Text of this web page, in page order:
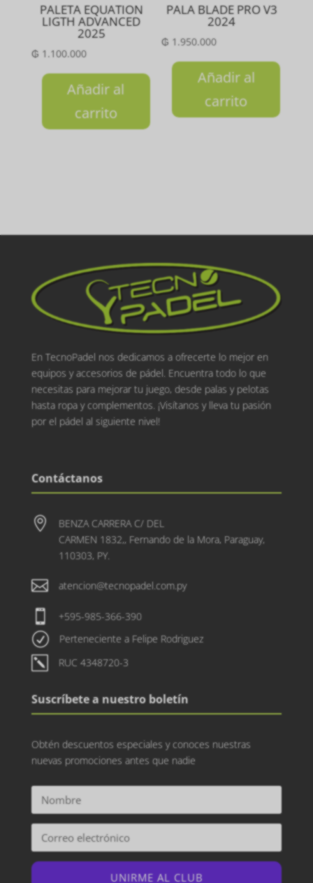
PALETA EQUATION
LIGTH ADVANCED
2025
₲1.100.000
Añadir al
carrito
PALA BLADE PRO V3
2024
₲ 1.950.000
Añadir al
carrito
En TecnoPadel nos dedicamos a ofrecerte lo mejor en
equipos y accesorios de pádel. Encuentra todo lo que
necesitas para mejorar tu juego, desde palas y pelotas
hasta ropa y complementos. ¡Visítanos y lleva tu pasión
por el pádel al siguiente nivel!
Contáctanos

BENZA CARRERA C/ DEL
CARMEN 1832,, Fernando de la Mora, Paraguay,
110303, PY.
 atencion@tecnopadel.com.py
 +595-985-366-390
R Perteneciente a Felipe Rodriguez
k RUC 4348720-3
Suscríbete a nuestro boletín
Obtén descuentos especiales y conoces nuestras
nuevas promociones antes que nadie
UNIRME AL CLUB